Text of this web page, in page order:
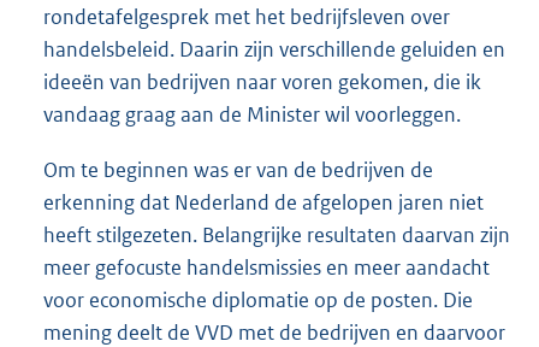
rondetafelgesprek met het bedrijfsleven over
handelsbeleid. Daarin zijn verschillende geluiden en
ideeën van bedrijven naar voren gekomen, die ik
vandaag graag aan de Minister wil voorleggen.
Om te beginnen was er van de bedrijven de
erkenning dat Nederland de afgelopen jaren niet
heeft stilgezeten. Belangrijke resultaten daarvan zijn
meer gefocuste handelsmissies en meer aandacht
voor economische diplomatie op de posten. Die
mening deelt de VVD met de bedrijven en daarvoor